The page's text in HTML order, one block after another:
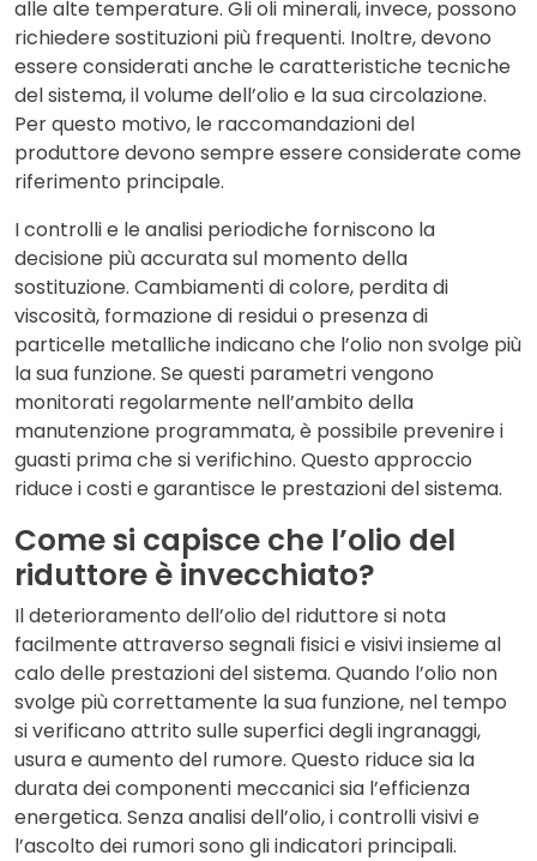
alle alte temperature. Gli oli minerali, invece, possono
richiedere sostituzioni più frequenti. Inoltre, devono
essere considerati anche le caratteristiche tecniche
del sistema, il volume dell’olio e la sua circolazione.
Per questo motivo, le raccomandazioni del
produttore devono sempre essere considerate come
riferimento principale.
I controlli e le analisi periodiche forniscono la
decisione più accurata sul momento della
sostituzione. Cambiamenti di colore, perdita di
viscosità, formazione di residui o presenza di
particelle metalliche indicano che l’olio non svolge più
la sua funzione. Se questi parametri vengono
monitorati regolarmente nell’ambito della
manutenzione programmata, è possibile prevenire i
guasti prima che si verifichino. Questo approccio
riduce i costi e garantisce le prestazioni del sistema.
Come si capisce che l’olio del
riduttore è invecchiato?
Il deterioramento dell’olio del riduttore si nota
facilmente attraverso segnali fisici e visivi insieme al
calo delle prestazioni del sistema. Quando l’olio non
svolge più correttamente la sua funzione, nel tempo
si verificano attrito sulle superfici degli ingranaggi,
usura eaumento del rumore. Questo riduce sia la
durata dei componenti meccanici sia l’efficienza
energetica. Senza analisi dell’olio, i controlli visivi e
l’ascolto dei rumori sono gli indicatori principali.